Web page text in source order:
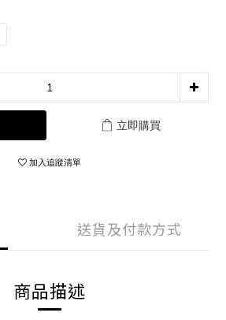
立即購買
加入追蹤清單
送貨及付款方式
商品描述